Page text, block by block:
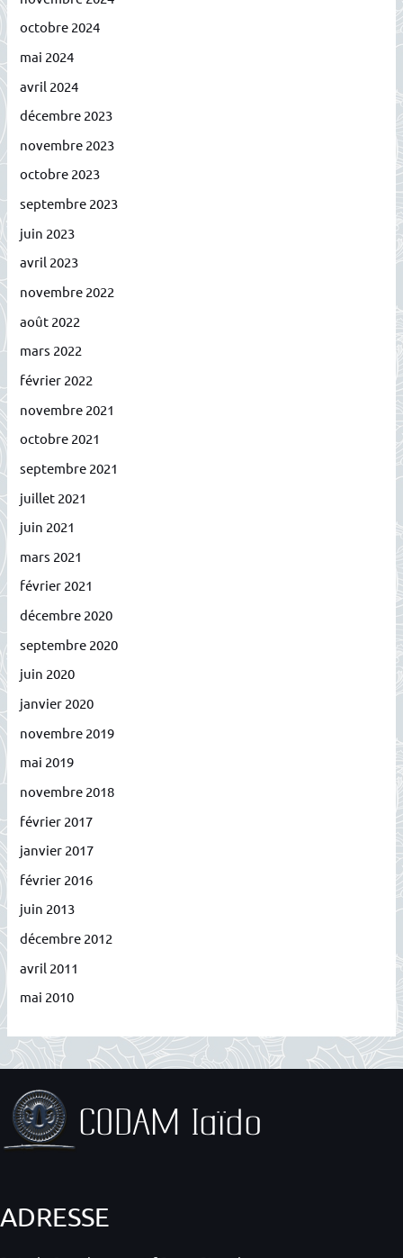
octobre 2024
mai 2024
avril 2024
décembre 2023
novembre 2023
octobre 2023
septembre 2023
juin 2023
avril 2023
novembre 2022
août 2022
mars 2022
février 2022
novembre 2021
octobre 2021
septembre 2021
juillet 2021
juin 2021
mars 2021
février 2021
décembre 2020
septembre 2020
juin 2020
janvier 2020
novembre 2019
mai 2019
novembre 2018
février 2017
janvier 2017
février 2016
juin 2013
décembre 2012
avril 2011
mai 2010
ADRESSE